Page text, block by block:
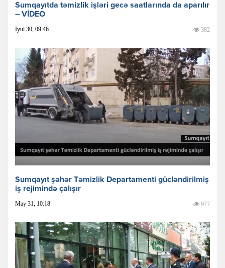
Sumqayıtda təmizlik işləri gecə saatlarında da aparılır
– VİDEO
İyul 30, 09:46 382
Sumqayıt şəhər Təmizlik Departamenti gücləndirilmiş
iş rejimində çalışır
May 31, 10:18 977